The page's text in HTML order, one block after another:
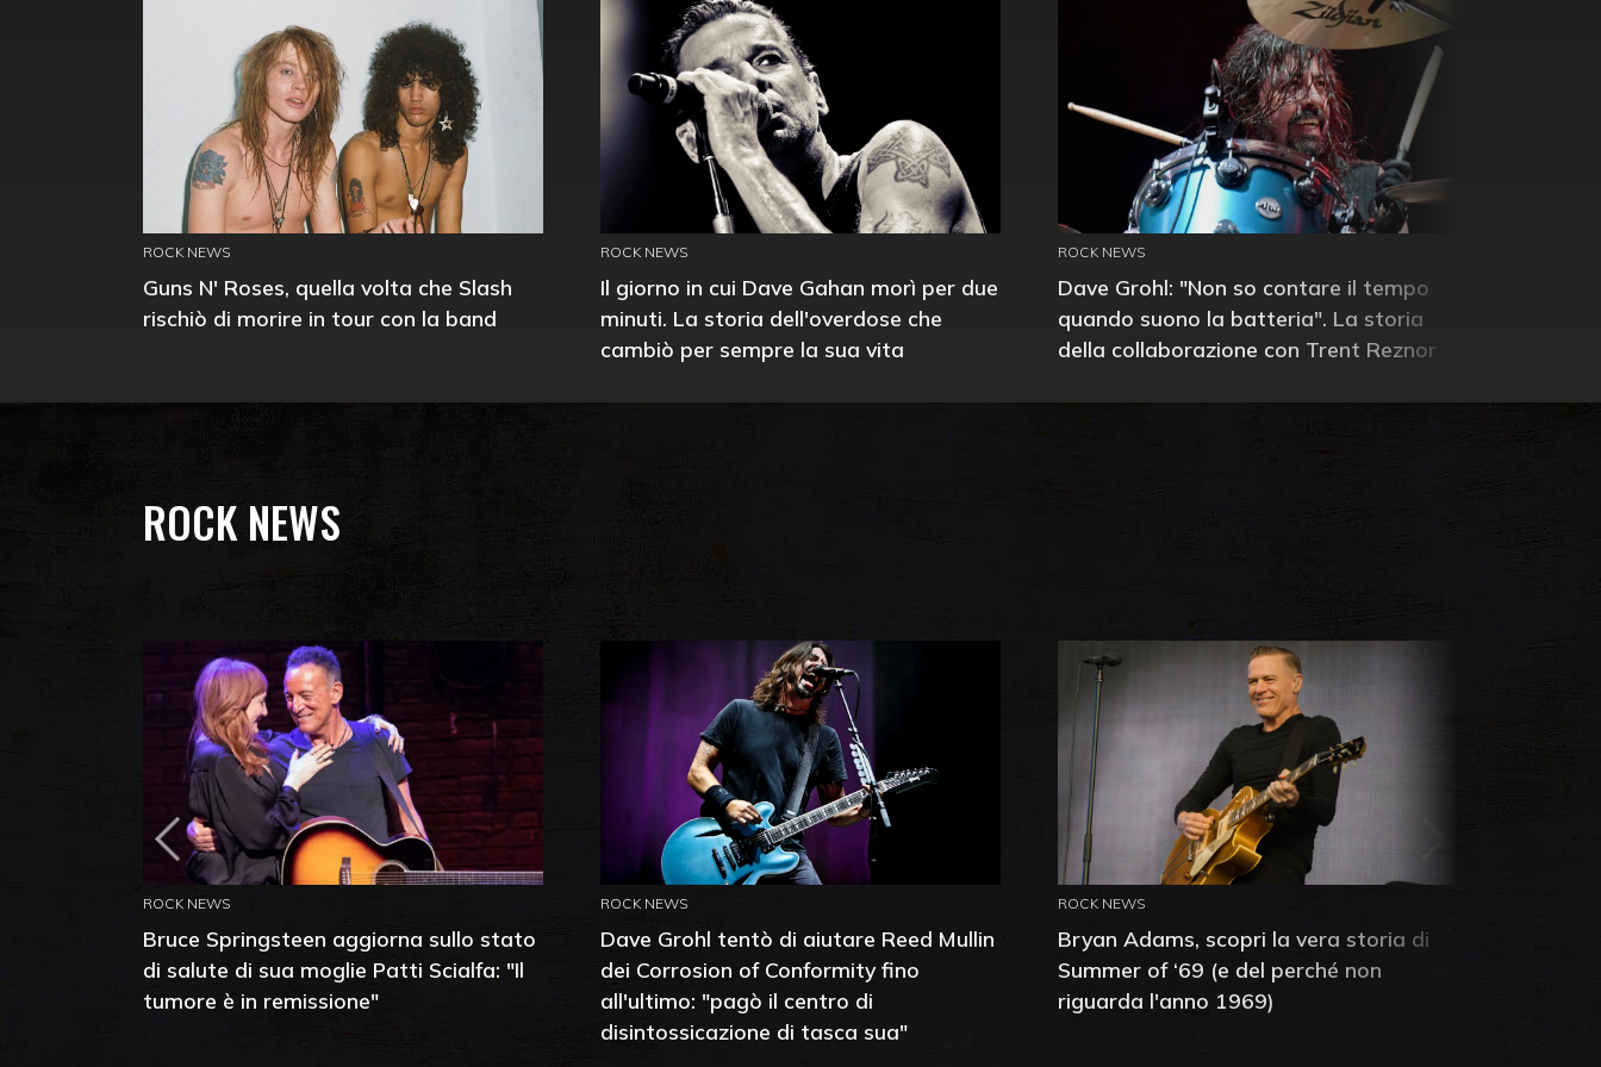
ROCK NEWS
Guns N' Roses, quella volta che Slash
rischiò di morire in tour con la band
ROCK NEWS
Il giorno in cui Dave Gahan morì per due
minuti. La storia dell'overdose che
cambiò per sempre la sua vita
ROCK NEWS
Dave Grohl: "Non so contare il tempo
quando suono la batteria". La storia
della collaborazione con Trent Reznor
ROCK NEWS
ROCK NEWS
Bruce Springsteen aggiorna sullo stato
di salute di sua moglie Patti Scialfa: "Il
tumore è in remissione"
ROCK NEWS
Dave Grohl tentò di aiutare Reed Mullin
dei Corrosion of Conformity fino
all'ultimo: "pagò il centro di
disintossicazione di tasca sua"
ROCK NEWS
Bryan Adams, scopri la vera storia di
Summer of ‘69 (e del perché non
riguarda l'anno 1969)